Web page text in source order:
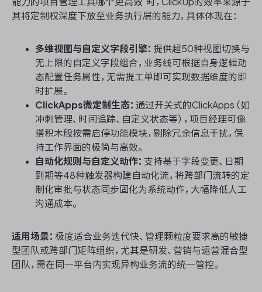
其将定制权深度下放至业务执行层的能力，具体体现在：
多维视图与自定义字段引擎： 提供超50种视图切换与
无上限的自定义字段组合，业务线可根据自身逻辑动
态配置任务属性，无需提工单即可实现数据维度的即
时扩展。
ClickApps微定制生态： 通过开关式的ClickApps（如
冲刺管理、时间追踪、自定义状态等），项目经理可像
搭积木般按需启停功能模块，剔除冗余信息干扰，保
持工作界面的极简与高效。
自动化规则与自定义动作： 支持基于字段变更、日期
到期等48种触发器构建自动化流，将跨部门流转的定
制化审批与状态同步固化为系统动作，大幅降低人工
沟通成本。
适用场景： 极度适合业务迭代快、管理颗粒度要求高的敏捷
型团队或跨部门矩阵组织，尤其是研发、营销与运营混合型
团队，需在同一平台内实现异构业务流的统一管控。